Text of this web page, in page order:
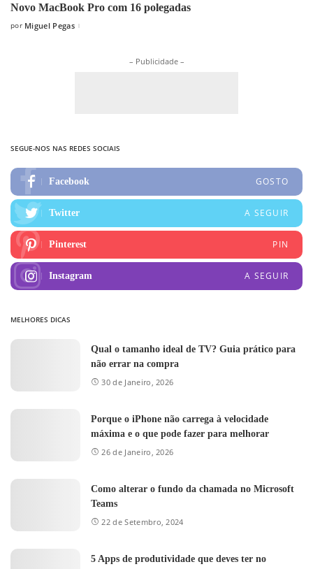
Novo MacBook Pro com 16 polegadas
Posted
por Miguel Pegas
– Publicidade –
SEGUE-NOS NAS REDES SOCIAIS
Facebook GOSTO
Twitter A SEGUIR
Pinterest PIN
Instagram A SEGUIR
MELHORES DICAS
Qual o tamanho ideal de TV? Guia prático para
não errar na compra
30 de Janeiro, 2026
Porque o iPhone não carrega à velocidade
máxima e o que pode fazer para melhorar
26 de Janeiro, 2026
Como alterar o fundo da chamada no Microsoft
Teams
22 de Setembro, 2024
5 Apps de produtividade que deves ter no